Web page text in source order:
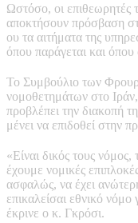
Ωστόσο, οι
αποκτήσουν πρόσβαση
ου τα αιτήματα της
όπου παράγεται και
Το Συμβούλιο των
νομοθετημάτων στο
προβλέπει την διακοπή
μένει να επιδοθεί στην
«Είναι δικός τους
έχουμε νομικές
ασφαλώς, να έχει
επικαλείσαι εθνικό
έκρινε ο κ. Γκρόσι.